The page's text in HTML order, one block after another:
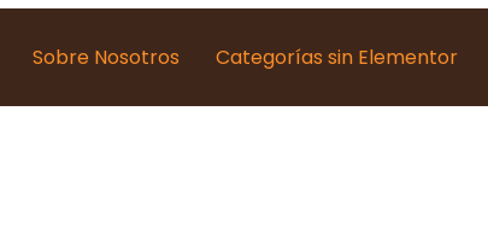
Sobre Nosotros Categorías sin Elementor